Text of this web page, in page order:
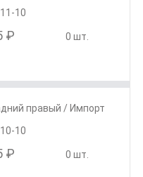
10
₽ 0 шт.
правый / Импорт
10
₽ 0 шт.